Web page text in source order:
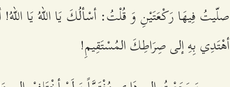
صلّيتُ فِيهَا رَكْعَتَيْنِ وَ قُلْتُ: أسْألُكَ يَا اللهُ يَا
أهْتَدِي بِهِ إلى صِرَاطِكَ المُسْتَقِيمِ!